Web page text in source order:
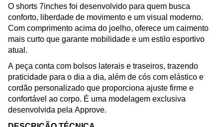
O shorts 7inches foi desenvolvido para quem busca
conforto, liberdade de movimento e um visual moderno.
Com comprimento acima do joelho, oferece um caimento
mais curto que garante mobilidade e um estilo esportivo
atual.
A peça conta com bolsos laterais e traseiros, trazendo
praticidade para o dia a dia, além de cós com elástico e
cordão personalizado que proporciona ajuste firme e
confortável ao corpo. É uma modelagem exclusiva
desenvolvida pela Approve.